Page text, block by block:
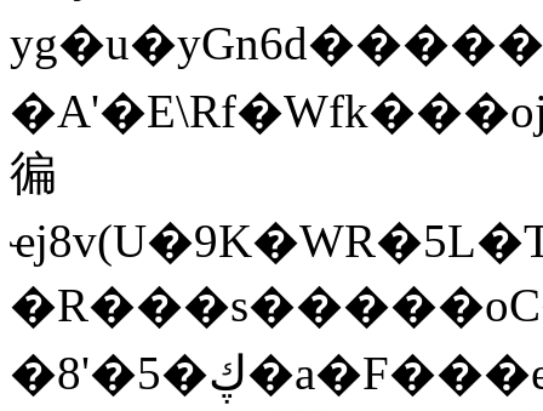
徧
�8'�5�ڮ�a�F���e��W#�r��[Ei�=